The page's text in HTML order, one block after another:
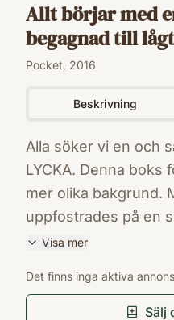
Allt börjar med
begagnad till
Pocket, 2016
Beskrivning
Alla söker vi en och
LYCKA. Denna boks
mer olika bakgrund.
uppfostrades på en
Danderyd, flydde
de. Den ene som
utveckling och den
Visa mer
9789163923982
Det finns inga aktiva
Sälj